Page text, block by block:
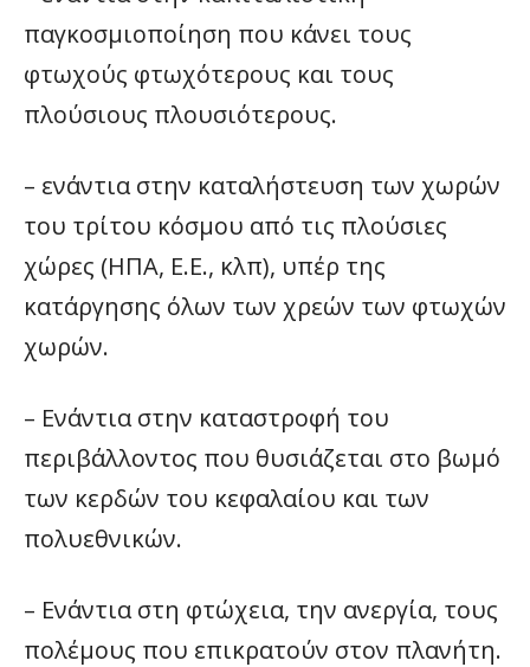
παγκοσμιοποίηση που κάνει τους
φτωχούς φτωχότερους και τους
πλούσιους πλουσιότερους.
– ενάντια στην καταλήστευση των χωρών
του τρίτου κόσμου από τις πλούσιες
χώρες (ΗΠΑ, Ε.Ε., κλπ), υπέρ της
κατάργησης όλων των χρεών των φτωχών
χωρών.
– Ενάντια στην καταστροφή του
περιβάλλοντος που θυσιάζεται στο βωμό
των κερδών του κεφαλαίου και των
πολυεθνικών.
– Ενάντια στη φτώχεια, την ανεργία, τους
πολέμους που επικρατούν στον πλανήτη.